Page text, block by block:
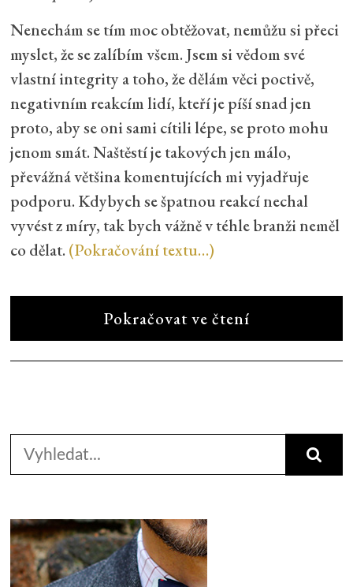
Nenechám se tím moc obtěžovat, nemůžu si přeci
myslet, že se zalíbím všem. Jsem si vědom své
vlastní integrity a toho, že dělám věci poctivě,
negativním reakcím lidí, kteří je píší snad jen
proto, aby se oni sami cítili lépe, se proto mohu
jenom smát. Naštěstí je takových jen málo,
převážná většina komentujících mi vyjadřuje
podporu. Kdybych se špatnou reakcí nechal
vyvést z míry, tak bych vážně v téhle branži neměl
co dělat. (Pokračování textu…)
Pokračovat ve čtení
Search
for: